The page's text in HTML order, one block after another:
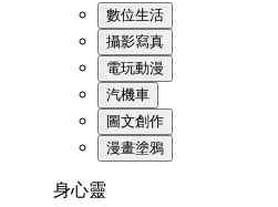
數位生活
攝影寫真
電玩動漫
汽機車
圖文創作
漫畫塗鴉
身心靈